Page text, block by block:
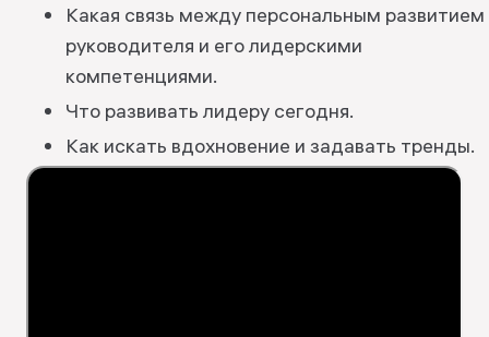
Какая связь между персональным развитием
руководителя и его лидерскими
компетенциями.
Что развивать лидеру сегодня.
Как искать вдохновение и задавать тренды.